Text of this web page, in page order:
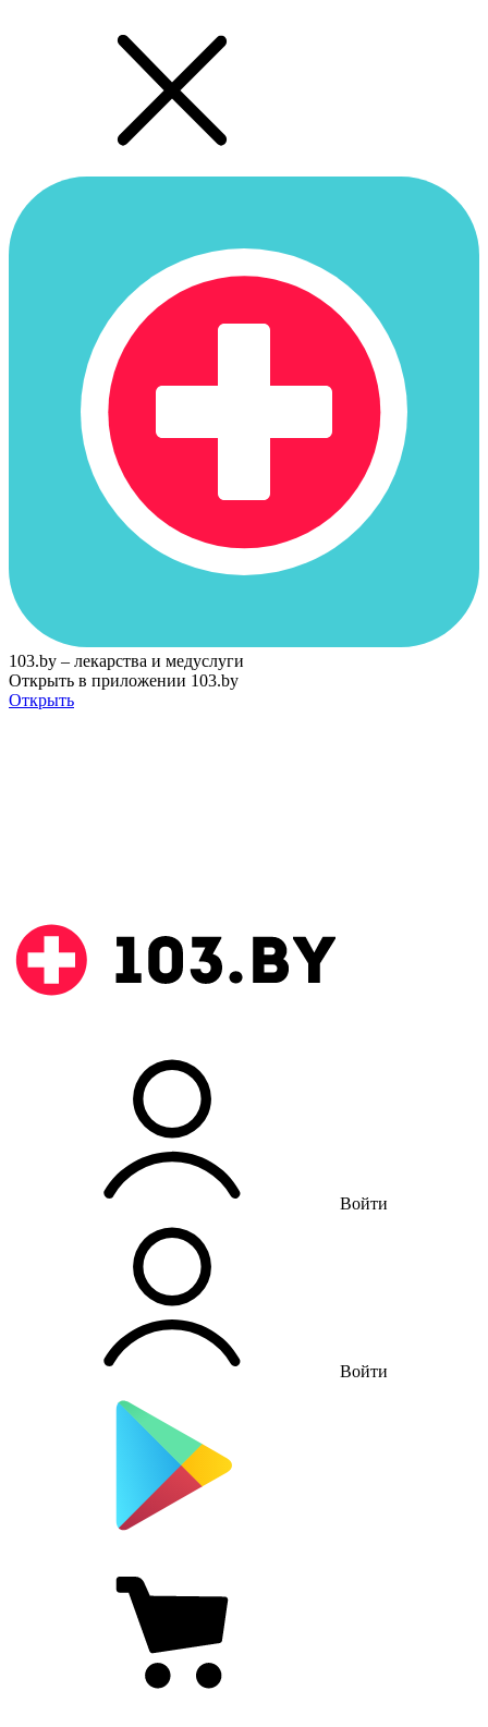
103.by – лекарства и медуслуги
Открыть в приложении 103.by
Открыть
Войти
Войти